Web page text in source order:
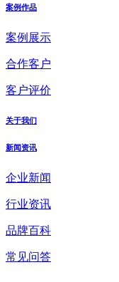
案例作品
案例展示
合作客户
客户评价
关于我们
新闻资讯
企业新闻
行业资讯
品牌百科
常见问答